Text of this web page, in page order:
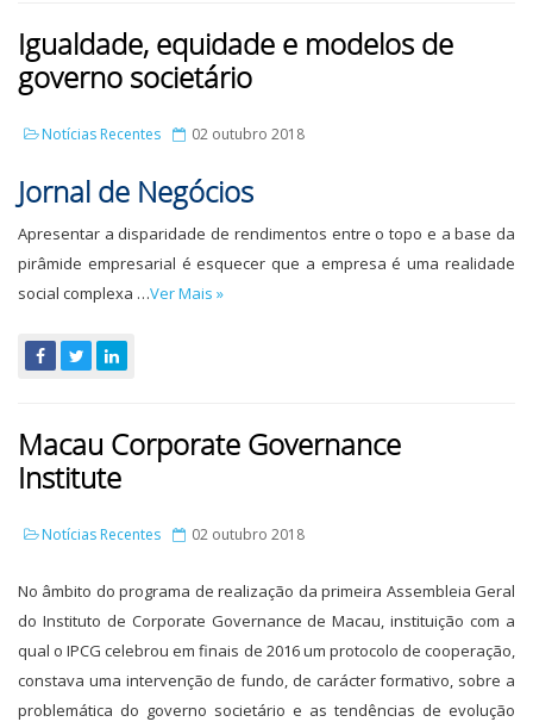
Igualdade, equidade e modelos de
governo societário
Notícias Recentes 02 outubro 2018
Jornal de Negócios
Apresentar a disparidade de rendimentos entre o topo e a base da
pirâmide empresarial é esquecer que a empresa é uma realidade
social complexa …Ver Mais »
Macau Corporate Governance
Institute
Notícias Recentes 02 outubro 2018
No âmbito do programa de realização da primeira Assembleia Geral
do Instituto de Corporate Governance de Macau, instituição com a
qual o IPCG celebrou em finais de 2016 um protocolo de cooperação,
constava uma intervenção de fundo, de carácter formativo, sobre a
problemática do governo societário e as tendências de evolução